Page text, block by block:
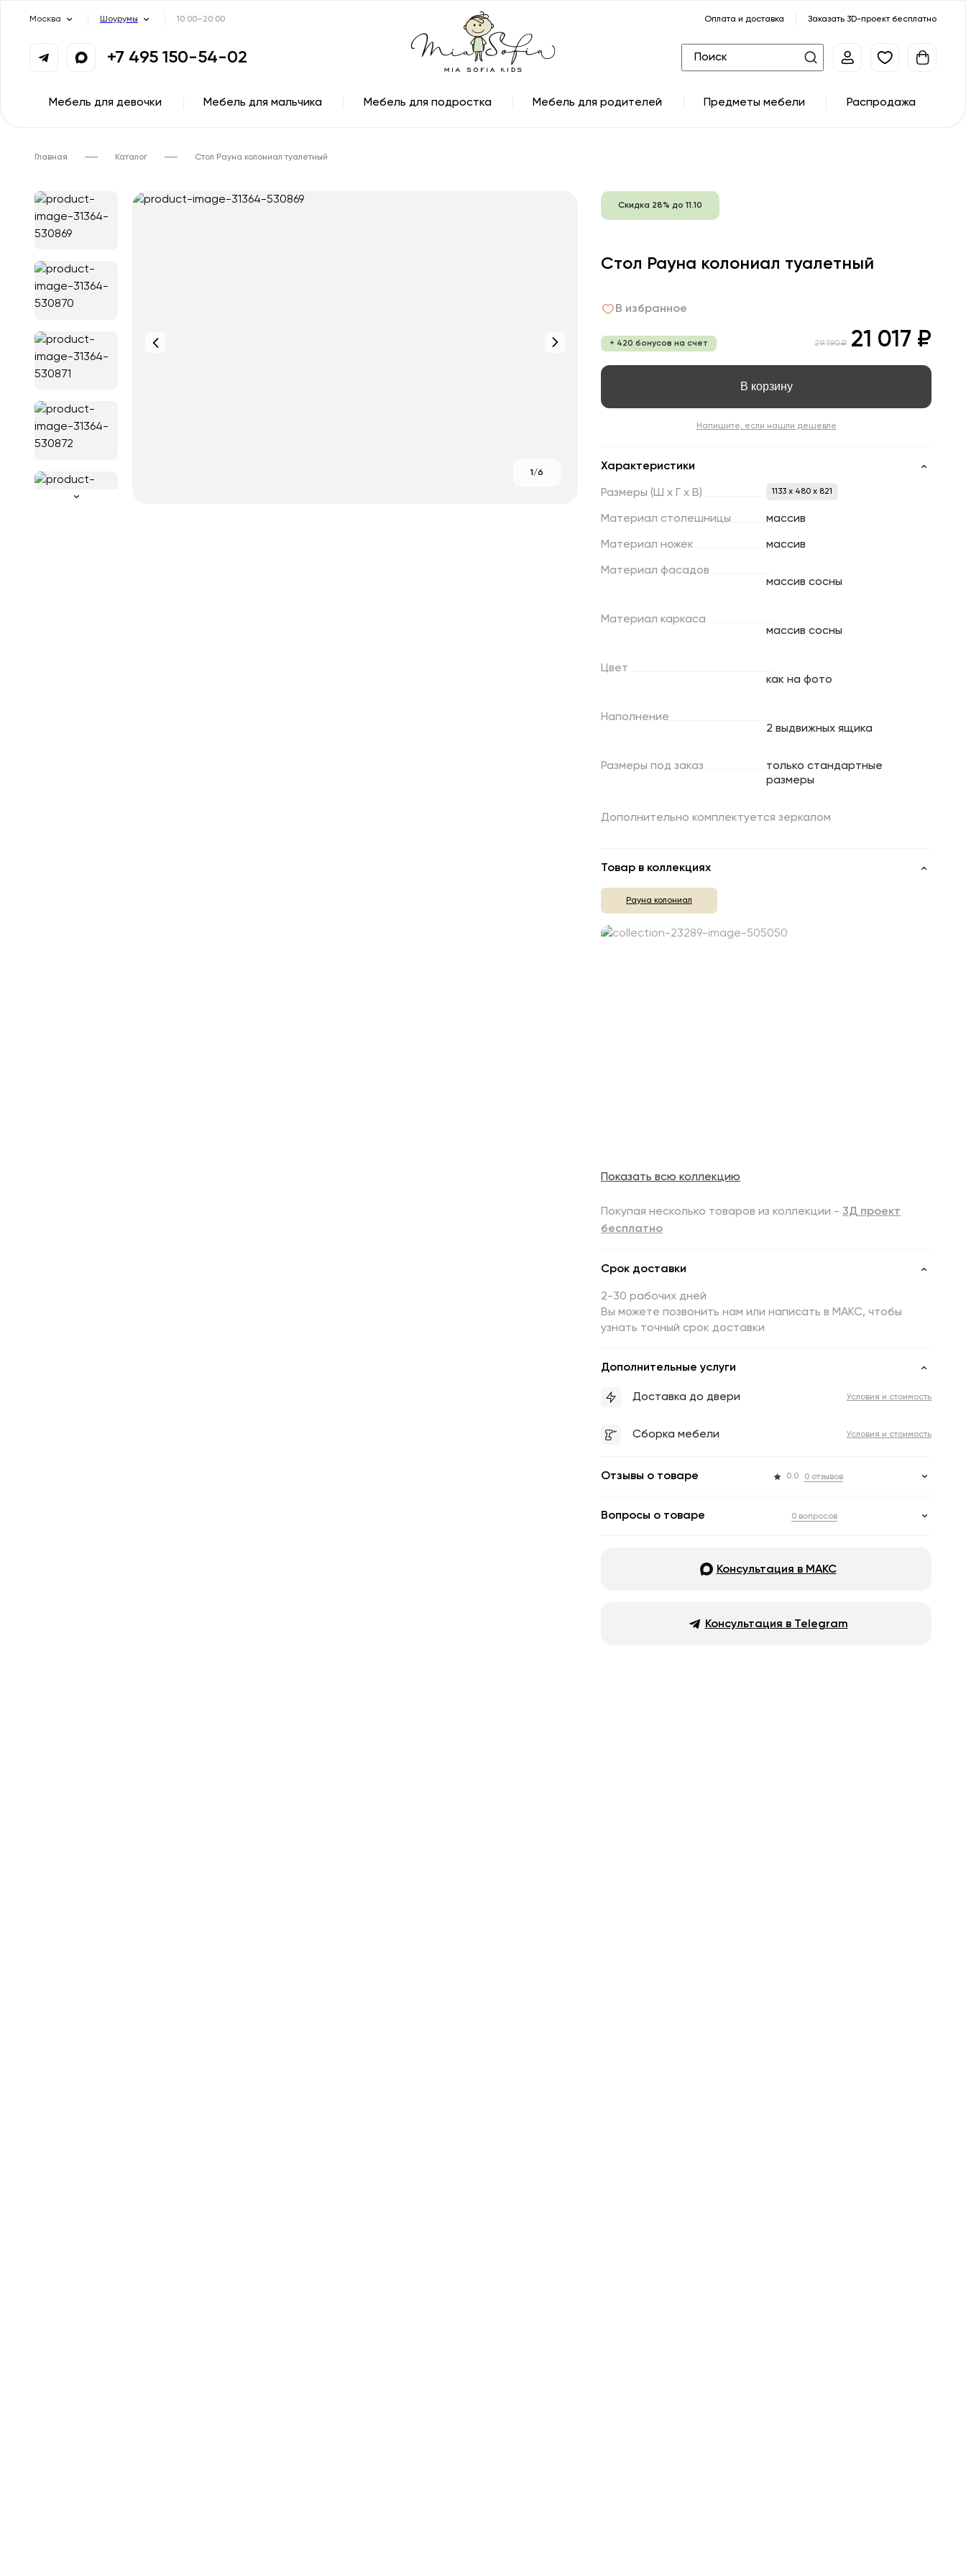
Москва Шоурумы 10:00–20:00 Оплата и доставка Заказать 3D-проект бесплатно
+7 495 150-54-02
Мебель для девочки Мебель для мальчика Мебель для подростка Мебель для родителей Предметы мебели Распродажа
Главная Каталог Стол Рауна колониал туалетный
1/6
Скидка 28% до 11.10
Стол Рауна колониал туалетный
В избранное
+ 420 бонусов на счет 29 190 ₽ 21 017 ₽
В корзину
Напишите, если нашли дешевле
Характеристики
Размеры (Ш х Г х В) 1133 x 480 x 821
Материал столешницы массив
Материал ножек массив
Материал фасадов
массив сосны
Материал каркаса
массив сосны
Цвет
как на фото
Наполнение
2 выдвижных ящика
Размеры под заказ
только стандартные
размеры
Дополнительно комплектуется зеркалом
Товар в коллекциях
Рауна колониал
Показать всю коллекцию
Покупая несколько товаров из коллекции - 3Д проект
бесплатно
Срок доставки
2-30 рабочих дней
Вы можете позвонить нам или написать в МАКС, чтобы
узнать точный срок доставки
Дополнительные услуги
Доставка до двери Условия и стоимость
Сборка мебели Условия и стоимость
Отзывы о товаре 0.0 0 отзывов
Вопросы о товаре 0 вопросов
Консультация в МАКС
Консультация в Telegram